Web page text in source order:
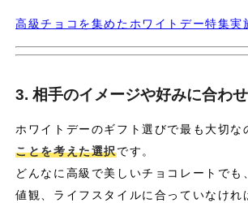
高級チョコを集めたホワイトデー特集実
3. 相手のイメージや好みに合わ
ホワイトデーのギフト選びで最も大切な
ことを考えた選択です。
どんなに高級で美しいチョコレートでも
値観、ライフスタイルに合っていなけれ